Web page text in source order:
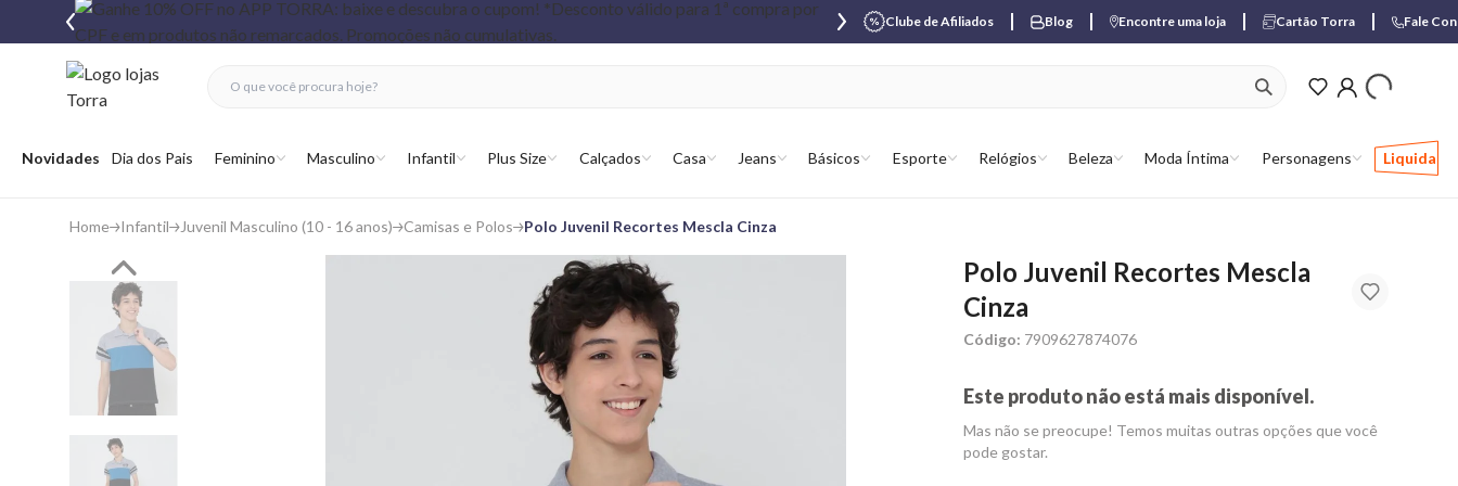
Clube de Afiliados Blog Encontre uma loja Cartão Torra Fale
Abrir menu
Novidades Dia dos Pais Feminino Masculino Infantil Plus Size Calçados Casa Jeans Básicos Esporte Relógios Beleza Moda Íntima Personagens Liquida
ver produtos
fechar menu
fechar menu
favoritos
Home Infantil Juvenil Masculino (10 - 16 anos) Camisas e Polos Polo Juvenil Recortes Mescla Cinza
Polo Juvenil Recortes Mescla
Cinza
Código: 7909627874076
Este produto não está mais disponível.
Mas não se preocupe! Temos muitas outras opções que você
pode gostar.